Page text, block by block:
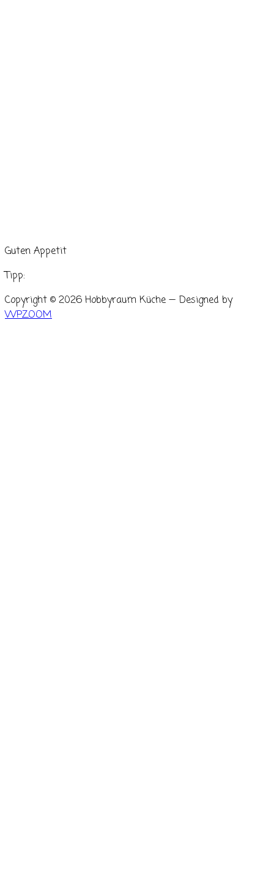
Guten Appetit
Tipp:
Copyright © 2026 Hobbyraum Küche — Designed by
WPZOOM